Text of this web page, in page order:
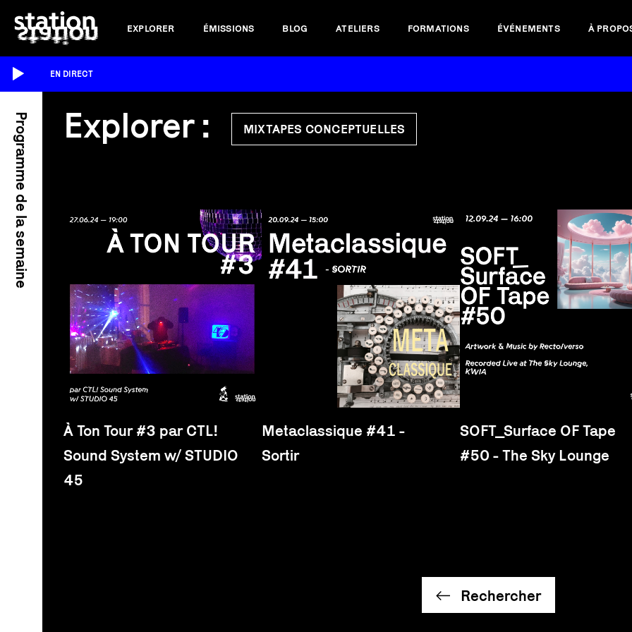
EXPLORER ÉMISSIONS BLOG ATELIERS FORMATIONS ÉVÉNEMENTS À
EN DIRECT
Programme de la semaine Explorer : MIXTAPES CONCEPTUELLES
À Ton Tour #3 par CTL!
Sound System w/ STUDIO
45
Metaclassique #41 -
Sortir
SOFT_Surface OF Tape
#50 - The Sky Lounge
Rechercher